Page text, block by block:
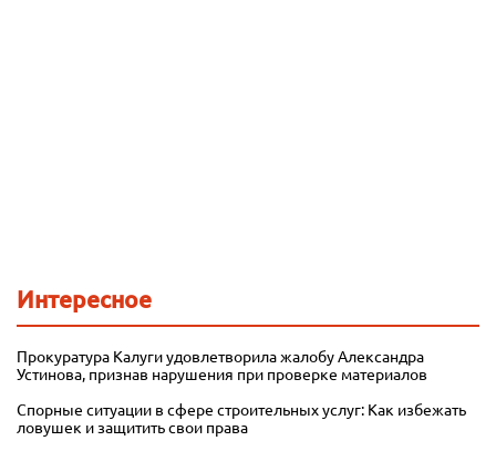
Интересное
Прокуратура Калуги удовлетворила жалобу Александра
Устинова, признав нарушения при проверке материалов
Спорные ситуации в сфере строительных услуг: Как избежать
ловушек и защитить свои права